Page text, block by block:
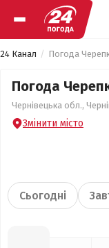
24 Канал Погода
Погода
Чернівецька обл.,
Змінити місто
Сьогодні